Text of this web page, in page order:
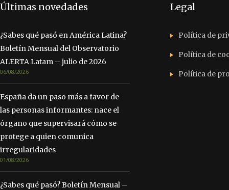
Últimas novedades
¿Sabes qué pasó en América Latina?
Boletín Mensual del Observatorio
ALERTA Latam – julio de 2026
06/08/2026
España da un paso más a favor de
las personas informantes: nace el
órgano que supervisará cómo se
protege a quien comunica
irregularidades
01/08/2026
¿Sabes qué pasó? Boletín Mensual –
Legal
Política de
Política de
Política de